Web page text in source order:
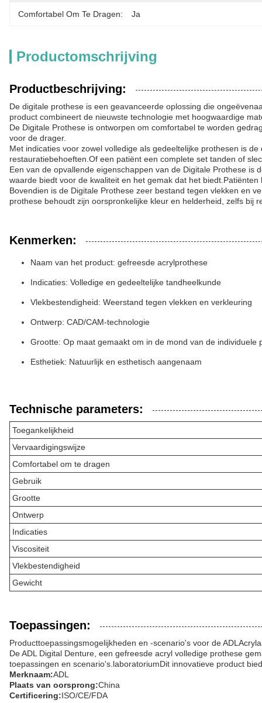
Comfortabel Om Te Dragen: Ja
Productomschrijving
Productbeschrijving:
De digitale prothese is een geavanceerde oplossing die
product combineert de nieuwste technologie met hoogwaardige
De Digitale Prothese is ontworpen om comfortabel te worden
voor de drager.
Met indicaties voor zowel volledige als gedeeltelijke prothesen is
restauratiebehoeften.Of een patiënt een complete set tanden of
Een van de opvallende eigenschappen van de Digitale Prothese
waarde biedt voor de kwaliteit en het gemak dat het
Bovendien is de Digitale Prothese zeer bestand tegen vlekken en
prothese behoudt zijn oorspronkelijke kleur en helderheid, zelfs bij
Kenmerken:
Naam van het product: gefreesde acrylprothese
Indicaties: Volledige en gedeeltelijke tandheelkunde
Vlekbestendigheid: Weerstand tegen vlekken en verkleuring
Ontwerp: CAD/CAM-technologie
Grootte: Op maat gemaakt om in de mond van de individuele
Esthetiek: Natuurlijk en esthetisch aangenaam
Technische parameters:
Toegankelijkheid
Vervaardigingswijze
Comfortabel om te dragen
Gebruik
Grootte
Ontwerp
Indicaties
Viscositeit
Vlekbestendigheid
Gewicht
Toepassingen:
Producttoepassingsmogelijkheden en -scenario's voor de ADL
De ADL Digital Denture, een gefreesde acryl volledige prothese
toepassingen en scenario's.laboratoriumDit innovatieve product
Merknaam:ADL
Plaats van oorsprong:China
Certificering:ISO/CE/FDA